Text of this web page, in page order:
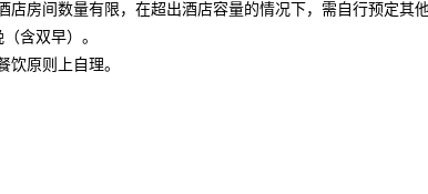
房间数量有限，在超出酒店容量的情况下，需自行预定其
含双早）。
原则上自理。